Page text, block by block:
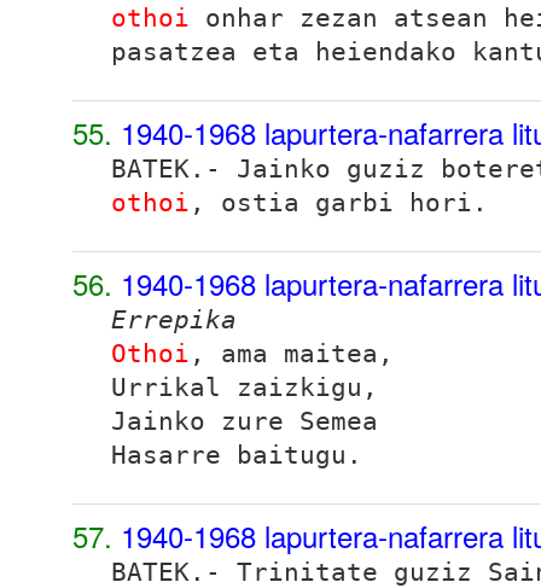
othoi onhar zezan atsean
pasatzea eta heiendako
55. 1940-1968 lapurtera-nafarrera
BATEK.- Jainko guziz
othoi , ostia garbi hori.
56. 1940-1968 lapurtera-nafarrera
Errepika
Othoi , ama maitea,
Urrikal zaizkigu,
Jainko zure Semea
Hasarre baitugu.
57. 1940-1968 lapurtera-nafarrera
BATEK.- Trinitate guziz